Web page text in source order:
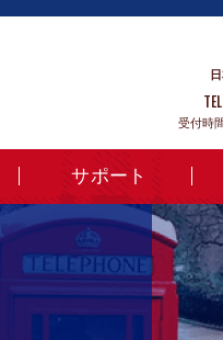
TEL
受付時
サポート